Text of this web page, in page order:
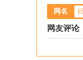
网名
网友评论